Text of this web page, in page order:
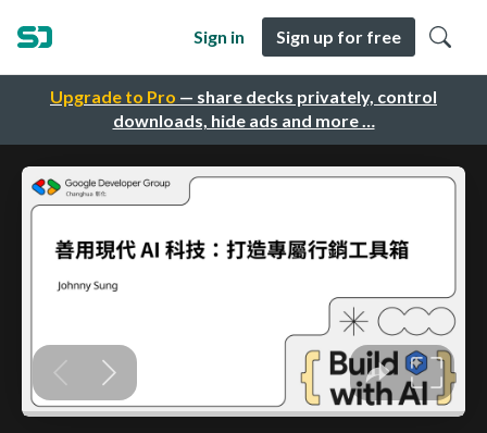
Upgrade to Pro — share decks privately, control
downloads, hide ads and more …
Sign in Sign up for free